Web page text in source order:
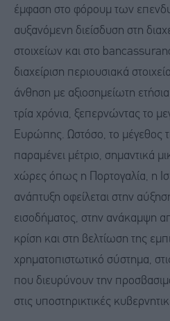
έμφαση στο φόρουμ των
αυξανόμενη διείσδυση στη
στοιχείων και στο
διαχείριση περιουσιακά
άνθηση με αξιοσημείωτη
τρία χρόνια, ξεπερνώντας το
Ευρώπης. Ωστόσο, το μέγεθος
παραμένει μέτριο, σημαντικά
χώρες όπως η Πορτογαλία, η
ανάπτυξη οφείλεται στην
εισοδήματος, στην ανάκαμψη
κρίση και στη βελτίωση της
χρηματοπιστωτικό σύστημα,
που διευρύνουν την
στις υποστηρικτικές